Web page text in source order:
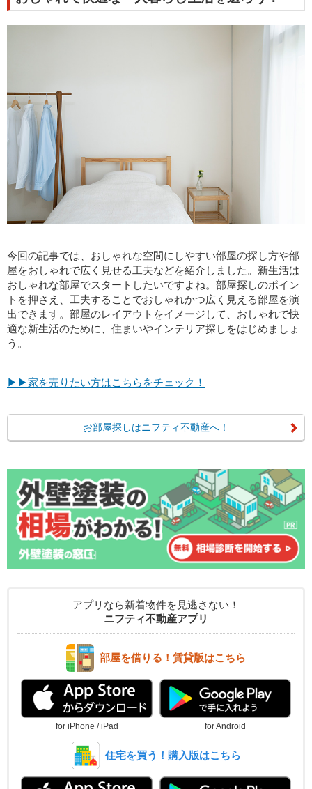
今回の記事では、おしゃれな空間にしやすい部屋の探し方や部
屋をおしゃれで広く見せる工夫などを紹介しました。新生活は
おしゃれな部屋でスタートしたいですよね。部屋探しのポイン
トを押さえ、工夫することでおしゃれかつ広く見える部屋を演
出できます。部屋のレイアウトをイメージして、おしゃれで快
適な新生活のために、住まいやインテリア探しをはじめましょ
う。
▶▶家を売りたい方はこちらをチェック！
お部屋探しはニフティ不動産へ！
アプリなら新着物件を見逃さない！
ニフティ不動産アプリ
部屋を借りる！賃貸版はこちら
for iPhone / iPad for Android
住宅を買う！購入版はこちら